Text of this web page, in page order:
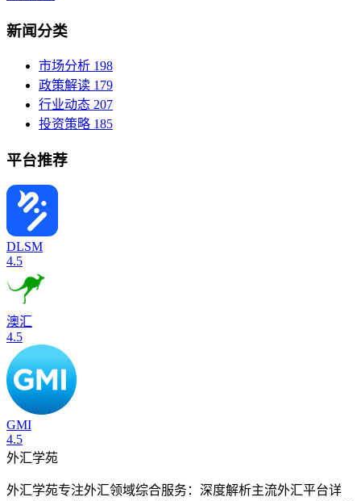
新闻分类
市场分析 198
政策解读 179
行业动态 207
投资策略 185
平台推荐
DLSM
4.5
澳汇
4.5
GMI
4.5
外汇学苑
外汇学苑专注外汇领域综合服务：深度解析主流外汇平台详